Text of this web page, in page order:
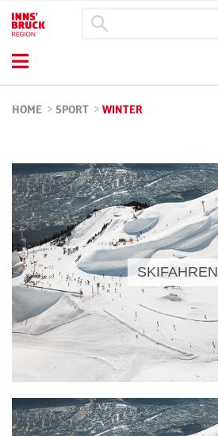
HOME > SPORT > WINTER
SKIFAHREN